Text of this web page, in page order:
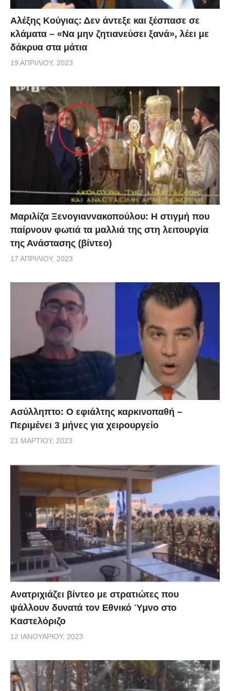
Αλέξης Κούγιας: Δεν άντεξε και ξέσπασε σε
κλάματα – «Να μην ζητιανεύσει ξανά», λέει με
δάκρυα στα μάτια
19 ΑΠΡΙΛΊΟΥ, 2023
Μαριλίζα Ξενογιαννακοπούλου: Η στιγμή που
παίρνουν φωτιά τα μαλλιά της στη λειτουργία
της Ανάστασης (βίντεο)
17 ΑΠΡΙΛΊΟΥ, 2023
Ασύλληπτο: Ο εφιάλτης καρκινοπαθή –
Περιμένει 3 μήνες για χειρουργείο
21 ΜΑΡΤΊΟΥ, 2023
Ανατριχιάζει βίντεο με στρατιώτες που
ψάλλουν δυνατά τον Εθνικό Ύμνο στο
Καστελόριζο
12 ΙΑΝΟΥΑΡΊΟΥ, 2023